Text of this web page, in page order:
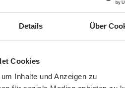
Details Über
Cookies
Inhalte und Anzeigen zu
Bewertung von 5 von 5 Sternen